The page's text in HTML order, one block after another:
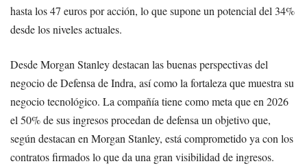
hasta los 47 euros por acción, lo que supone un potencial del 34%
desde los niveles actuales.
Desde Morgan Stanley destacan las buenas perspectivas del
negocio de Defensa de Indra, así como la fortaleza que muestra su
negocio tecnológico. La compañía tiene como meta que en 2026
el 50% de sus ingresos procedan de defensa un objetivo que,
según destacan en Morgan Stanley, está comprometido ya con los
contratos firmados lo que da una gran visibilidad de ingresos.